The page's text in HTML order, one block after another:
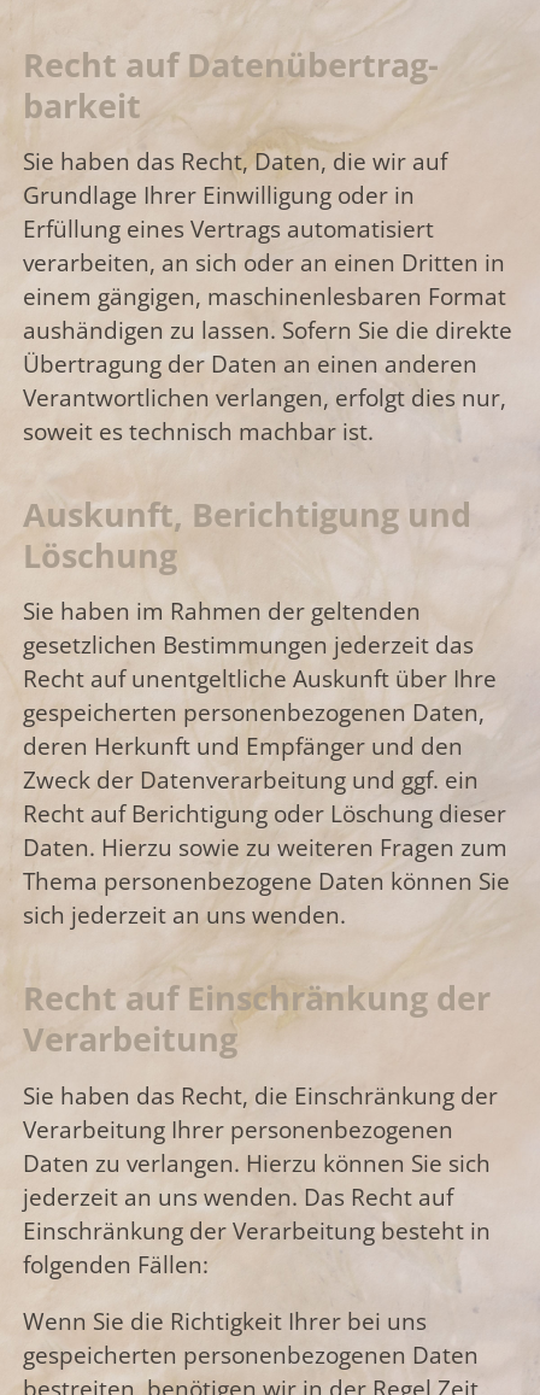
Recht auf Daten­übertrag­
barkeit
Sie haben das Recht, Daten, die wir auf
Grundlage Ihrer Einwilligung oder in
Erfüllung eines Vertrags automatisiert
verarbeiten, an sich oder an einen Dritten in
einem gängigen, maschinenlesbaren Format
aushändigen zu lassen. Sofern Sie die direkte
Übertragung der Daten an einen anderen
Verantwortlichen verlangen, erfolgt dies nur,
soweit es technisch machbar ist.
Auskunft, Berichtigung und
Löschung
Sie haben im Rahmen der geltenden
gesetzlichen Bestimmungen jederzeit das
Recht auf unentgeltliche Auskunft über Ihre
gespeicherten personenbezogenen Daten,
deren Herkunft und Empfänger und den
Zweck der Datenverarbeitung und ggf. ein
Recht auf Berichtigung oder Löschung dieser
Daten. Hierzu sowie zu weiteren Fragen zum
Thema personenbezogene Daten können Sie
sich jederzeit an uns wenden.
Recht auf Einschränkung der
Verarbeitung
Sie haben das Recht, die Einschränkung der
Verarbeitung Ihrer personenbezogenen
Daten zu verlangen. Hierzu können Sie sich
jederzeit an uns wenden. Das Recht auf
Einschränkung der Verarbeitung besteht in
folgenden Fällen:
Wenn Sie die Richtigkeit Ihrer bei uns
gespeicherten personenbezogenen Daten
bestreiten, benötigen wir in der Regel Zeit,